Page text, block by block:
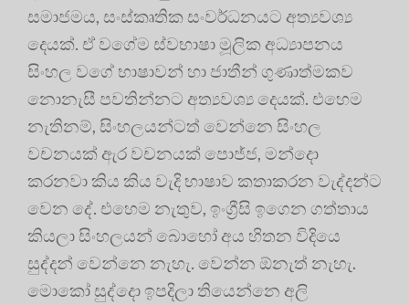
සමාජමය, සංස්කෘතික සංවර්ධනයට අත්‍යවශ්‍ය
දෙයක්. ඒ වගේම ස්වභාෂා මූලික අධ්‍යාපනය
සිංහල වගේ භාෂාවන් හා ජාතීන් ගුණාත්මකව
නොනැසී පවතින්නට අත්‍යවශ්‍ය දෙයක්. එහෙම
නැතිනම්, සිංහලයන්ටත් වෙන්නෙ සිංහල
වචනයක් ඇර වචනයක් පොජ්ජ, මන්දො
කරනවා කිය කිය වැදි භාෂාව කතාකරන වැද්දන්ට
වෙන දේ. එහෙම නැතුව, ඉංග්‍රීසි ඉගෙන ගත්තාය
කියලා සිංහලයන් බොහෝ අය හිතන විදියෙ
සුද්දන් වෙන්නෙ නැහැ. වෙන්න ඕනැත් නැහැ.
මොකෝ සුද්දො ඉපදිලා තියෙන්නෙ අලි